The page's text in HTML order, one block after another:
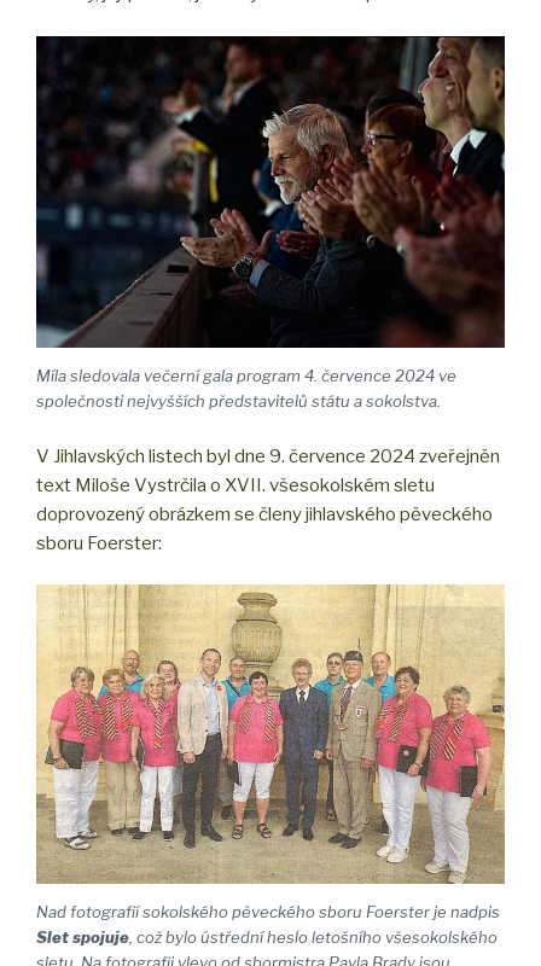
Míla sledovala večerní gala program 4. července 2024 ve
společnosti nejvyšších představitelů státu a sokolstva.
V Jihlavských listech byl dne 9. července 2024 zveřejněn
text Miloše Vystrčila o XVII. všesokolském sletu
doprovozený obrázkem se členy jihlavského pěveckého
sboru Foerster:
Nad fotografií sokolského pěveckého sboru Foerster je nadpis
Slet spojuje, což bylo ústřední heslo letošního všesokolského